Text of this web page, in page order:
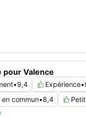
pour Valence
•9,4 Expérience•
commun•8,4